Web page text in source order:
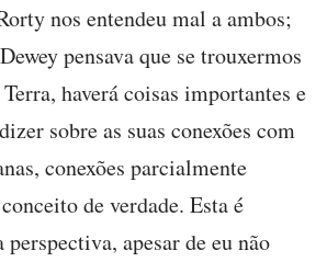
nos entendeu mal a ambos;
pensava que se trouxermos
haverá coisas importantes e
sobre as suas conexões com
conexões parcialmente
de verdade. Esta é
apesar de eu não